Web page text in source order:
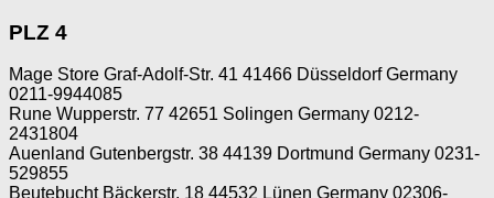
PLZ 4
Mage Store Graf-Adolf-Str. 41 41466 Düsseldorf Germany
0211-9944085
Rune Wupperstr. 77 42651 Solingen Germany 0212-
2431804
Auenland Gutenbergstr. 38 44139 Dortmund Germany 0231-
529855
Beutebucht Bäckerstr. 18 44532 Lünen Germany 02306-